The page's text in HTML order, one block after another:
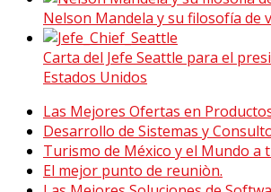
Nelson Mandela y su filosofía de
Carta del Jefe Seattle para el
Estados Unidos
Las Mejores Ofertas en
Desarrollo de Sistemas y
Turismo de México y el Mundo a
El mejor punto de reuniòn.